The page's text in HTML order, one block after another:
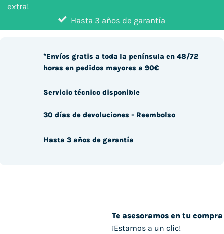
extra!
Hasta 3 años de garantía
Te asesoramos en tu compra
¡Estamos a un clic!
*Envíos gratis a toda la península en 48/72
horas en pedidos mayores a 90€
Servicio técnico disponible
30 días de devoluciones - Reembolso
Hasta 3 años de garantía